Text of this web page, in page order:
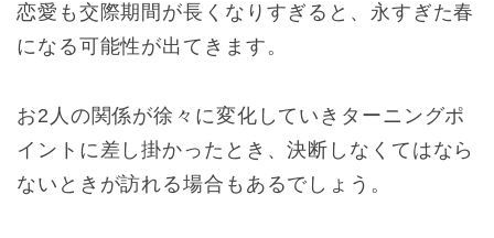
恋愛も交際期間が長くなりすぎると、永すぎた春
になる可能性が出てきます。
お2人の関係が徐々に変化していきターニングポ
イントに差し掛かったとき、決断しなくてはなら
ないときが訪れる場合もあるでしょう。